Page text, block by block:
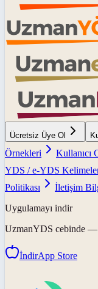
Ücretsiz Üye Ol
Örnekleri
Kullanıcı
YDS / e-YDS
Politikası
İletişim
Uygulamayı indir
UzmanYDS cebinde —
İndirApp Store